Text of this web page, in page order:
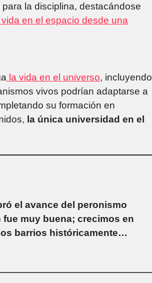
la disciplina, destacándose
en el espacio desde una
la vida en el universo, incluyendo
vivos podrían adaptarse a
su formación en
la única universidad en el
el avance del peronismo
muy buena; crecimos en
barrios históricamente